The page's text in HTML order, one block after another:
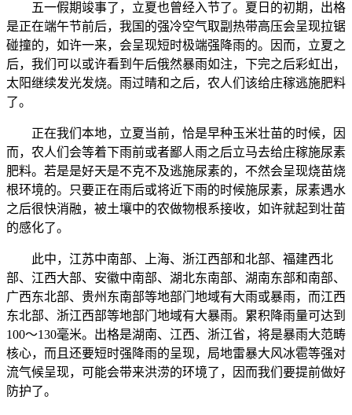
五一假期竣事了，立夏也曾经入节了。夏日的初期，出格
是正在端午节前后，我国的强冷空气取副热带高压会呈现拉锯
碰撞的，如许一来，会呈现短时极端强降雨的。因而，立夏之
后，我们可以或许看到午后俄然暴雨如注，下完之后彩虹出，
太阳继续发光发烧。雨过晴和之后，农人们该给庄稼逃施肥料
了。
正在我们本地，立夏当前，恰是早种玉米壮苗的时候，因
而，农人们会等着下雨前或者鄙人雨之后立马去给庄稼施尿素
肥料。若是是好天是不克不及逃施尿素的，不然会呈现烧苗烧
根环境的。只要正在雨后或将近下雨的时候施尿素，尿素遇水
之后很快消融，被土壤中的农做物根系接收，如许就起到壮苗
的感化了。
此中，江苏中南部、上海、浙江西部和北部、福建西北
部、江西大部、安徽中南部、湖北东南部、湖南东部和南部、
广西东北部、贵州东南部等地部门地域有大雨或暴雨，而江西
东北部、浙江西部等地部门地域有大暴雨。累积降雨量可达到
100～130毫米。出格是湖南、江西、浙江省，将是暴雨大范畴
核心，而且还要短时强降雨的呈现，局地雷暴大风冰雹等强对
流气候呈现，可能会带来洪涝的环境了，因而我们要提前做好
防护了。